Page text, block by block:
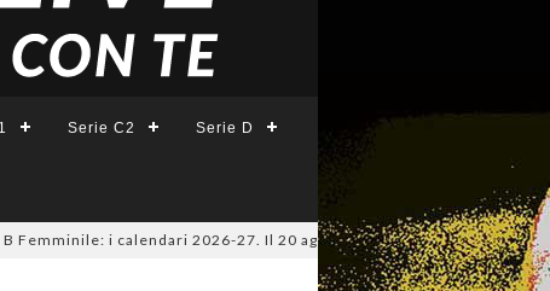
Serie C2 Serie D
i calendari 2026-27. Il 20 agosto la presentazione della Serie A